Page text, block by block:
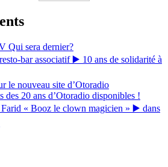
Qui sera dernier?
bar associatif ▶️ 10 ans de solidarité à
le nouveau site d’Otoradio
des 20 ans d’Otoradio disponibles !
« Booz le clown magicien » ▶️ dans